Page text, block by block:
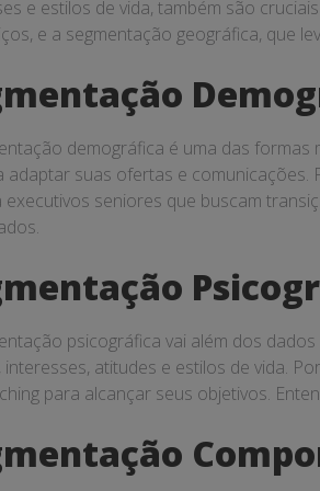
e estilos de vida, também são
e a segmentação geográfica, que
demográfica é uma das
adaptar suas ofertas e
executivos seniores que buscam
psicográfica vai além dos
interesses, atitudes e estilos de vida.
para alcançar seus objetivos.